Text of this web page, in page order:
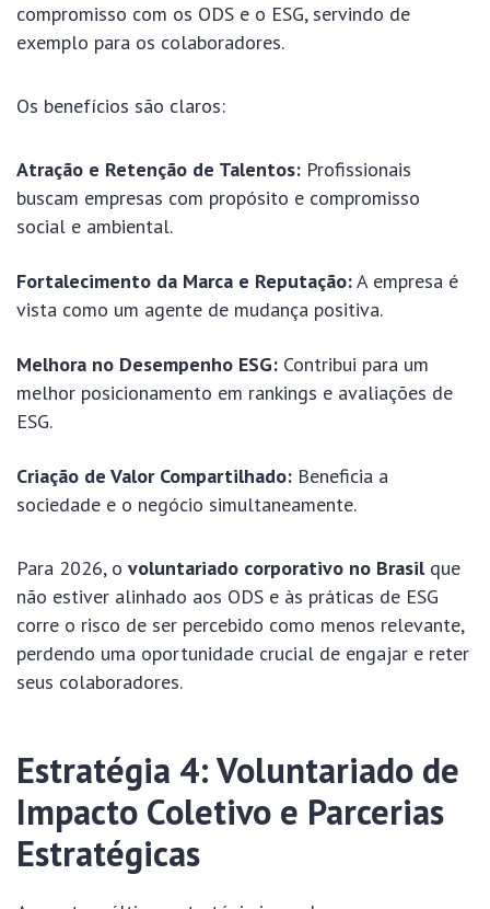
compromisso com os ODS e o ESG, servindo de
exemplo para os colaboradores.
Os benefícios são claros:
Atração e Retenção de Talentos: Profissionais
buscam empresas com propósito e compromisso
social e ambiental.
Fortalecimento da Marca e Reputação:A empresa é
vista como um agente de mudança positiva.
Melhora no Desempenho ESG: Contribui para um
melhor posicionamento em rankings e avaliações de
ESG.
Criação de Valor Compartilhado: Beneficia a
sociedade e o negócio simultaneamente.
Para 2026, o voluntariado corporativo no Brasilque
não estiver alinhado aos ODS e às práticas de ESG
corre o risco de ser percebido como menos relevante,
perdendo uma oportunidade crucial de engajar e reter
seus colaboradores.
Estratégia 4: Voluntariado de
Impacto Coletivo e Parcerias
Estratégicas